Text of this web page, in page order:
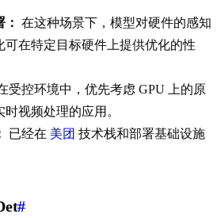
在这种场景下，模型对硬件的感知
可在特定目标硬件上提供优化的性
受控环境中，优先考虑 GPU 上的原
视频处理的应用。
已经在 美团 技术栈和部署基础设施
#